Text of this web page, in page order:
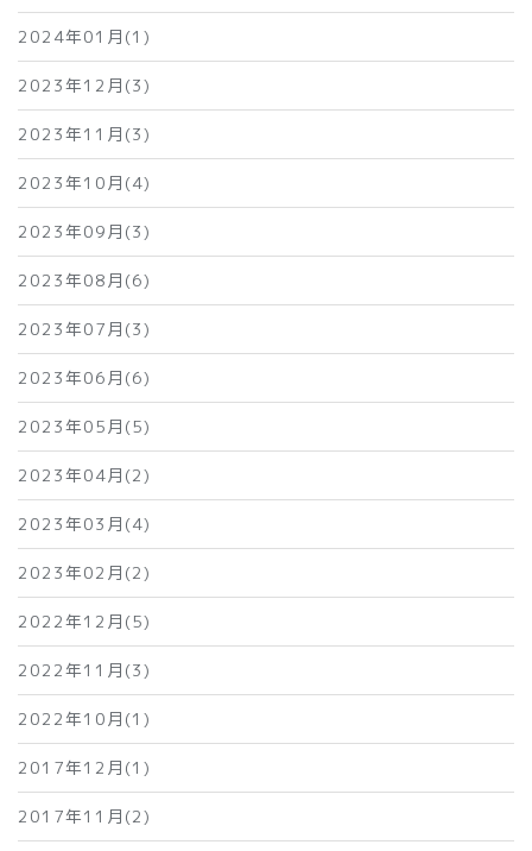
2024年01月(1)
2023年12月(3)
2023年11月(3)
2023年10月(4)
2023年09月(3)
2023年08月(6)
2023年07月(3)
2023年06月(6)
2023年05月(5)
2023年04月(2)
2023年03月(4)
2023年02月(2)
2022年12月(5)
2022年11月(3)
2022年10月(1)
2017年12月(1)
2017年11月(2)